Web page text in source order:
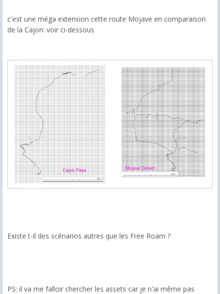
c'est une méga extension cette route Mojave en comparaison
de la Cajon: voir ci-dessous
Existe t-il des scénarios autres que les Free Roam ?
PS: il va me falloir chercher les assets car je n'ai même pas